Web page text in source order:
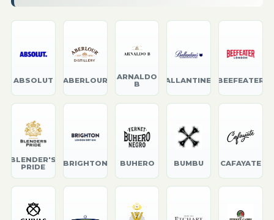
ABSOLUT ABERLOUR
ARNALDO
B
BALLANTINE'S BEEFEATER
BLENDER'S
PRIDE
BRIGHTON BUHERO BUMBU CAFAYATE